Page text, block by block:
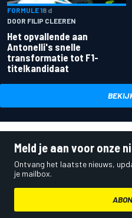
FORMULE 18 d
DOOR FILIP CLEEREN
Het opvallende aan
Antonelli's snelle
transformatie tot F1-
titelkandidaat
Meld je aan voor onze
Ontvang het laatste nieuws,
je mailbox.